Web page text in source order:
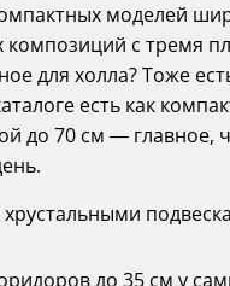
моделей
композиций с тремя
для холла? Тоже
есть как
до 70 см — главное,
до 35 см у